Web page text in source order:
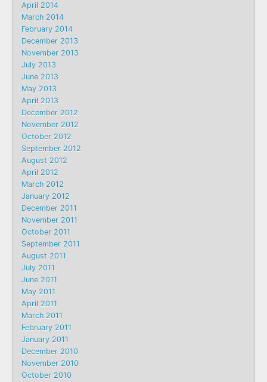
April 2014
March 2014
February 2014
December 2013
November 2013
July 2013
June 2013
May 2013
April 2013
December 2012
November 2012
October 2012
September 2012
August 2012
April 2012
March 2012
January 2012
December 2011
November 2011
October 2011
September 2011
August 2011
July 2011
June 2011
May 2011
April 2011
March 2011
February 2011
January 2011
December 2010
November 2010
October 2010